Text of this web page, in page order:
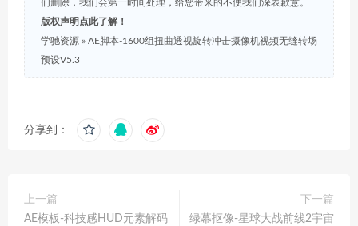
们删除，我们会第一时间处理，给您带来的不便我们深表歉意。
版权声明点此了解！
学驰资源 » AE脚本-1600组扭曲透视旋转冲击摄像机视频无缝转场
预设V5.3
分享到：
上一篇
AE模板-科技感HUD元素解码
下一篇
绿幕抠像-星球大战前线2宇宙